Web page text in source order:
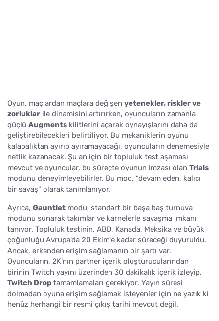
Oyun, maçlardan maçlara değişen yetenekler, riskler ve
zorluklar ile dinamisini artırırken, oyuncuların zamanla
güçlü Augments kilitlerini açarak oynayışlarını daha da
geliştirebilecekleri belirtiliyor. Bu mekaniklerin oyunu
kalabalıktan ayırıp ayıramayacağı, oyuncuların denemesiyle
netlik kazanacak. Şu an için bir topluluk test aşaması
mevcut ve oyuncular, bu süreçte oyunun imzası olan Trials
modunu deneyimleyebilirler. Bu mod, “devam eden, kalıcı
bir savaş" olarak tanımlanıyor.
Ayrıca, Gauntlet modu, standart bir başa baş turnuva
modunu sunarak takımlar ve karnelerle savaşma imkanı
tanıyor. Topluluk testinin, ABD, Kanada, Meksika ve büyük
çoğunluğu Avrupa'da 20 Ekim'e kadar süreceği duyuruldu.
Ancak, erkenden erişim sağlamanın bir şartı var.
Oyuncuların, 2K'nın partner içerik oluşturucularından
birinin Twitch yayını üzerinden 30 dakikalık içerik izleyip,
Twitch Drop tamamlamaları gerekiyor. Yayın süresi
dolmadan oyuna erişim sağlamak isteyenler için ne yazık ki
henüz herhangi bir resmi çıkış tarihi mevcut değil.